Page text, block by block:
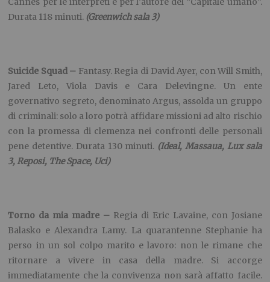
Durata 118 minuti. (Greenwich sala 3)
Suicide Squad – Fantasy. Regia di David Ayer, con Will Smith,
Jared Leto, Viola Davis e Cara Delevingne. Un ente
governativo segreto, denominato Argus, assolda un gruppo
di criminali: solo a loro potrà affidare missioni ad alto rischio
con la promessa di clemenza nei confronti delle personali
pene detentive. Durata 130 minuti. (Ideal, Massaua, Lux sala
3, Reposi, The Space, Uci)
Torno da mia madre – Regia di Eric Lavaine, con Josiane
Balasko e Alexandra Lamy. La quarantenne Stephanie ha
perso in un sol colpo marito e lavoro: non le rimane che
ritornare a vivere in casa della madre. Si accorge
immediatamente che la convivenza non sarà affatto facile.